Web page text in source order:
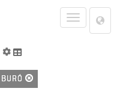
Toggle
BURÓ